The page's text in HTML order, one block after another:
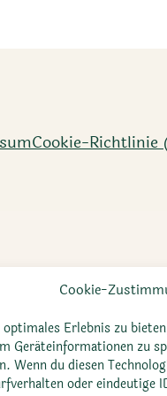
Cookie-
Erlebnis zu
Geräteinformationen zu
Wenn du diesen
oder eindeutige
Cookie-Richtlinie